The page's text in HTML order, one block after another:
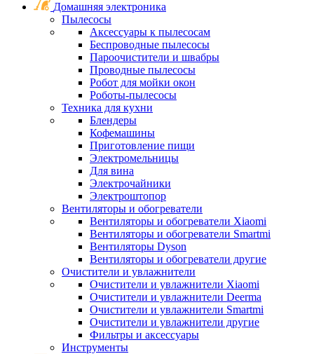
Домашняя электроника
Пылесосы
Аксессуары к пылесосам
Беспроводные пылесосы
Пароочистители и швабры
Проводные пылесосы
Робот для мойки окон
Роботы-пылесосы
Техника для кухни
Блендеры
Кофемашины
Приготовление пищи
Электромельницы
Для вина
Электрочайники
Электроштопор
Вентиляторы и обогреватели
Вентиляторы и обогреватели Xiaomi
Вентиляторы и обогреватели Smartmi
Вентиляторы Dyson
Вентиляторы и обогреватели другие
Очистители и увлажнители
Очистители и увлажнители Xiaomi
Очистители и увлажнители Deerma
Очистители и увлажнители Smartmi
Очистители и увлажнители другие
Фильтры и аксессуары
Инструменты